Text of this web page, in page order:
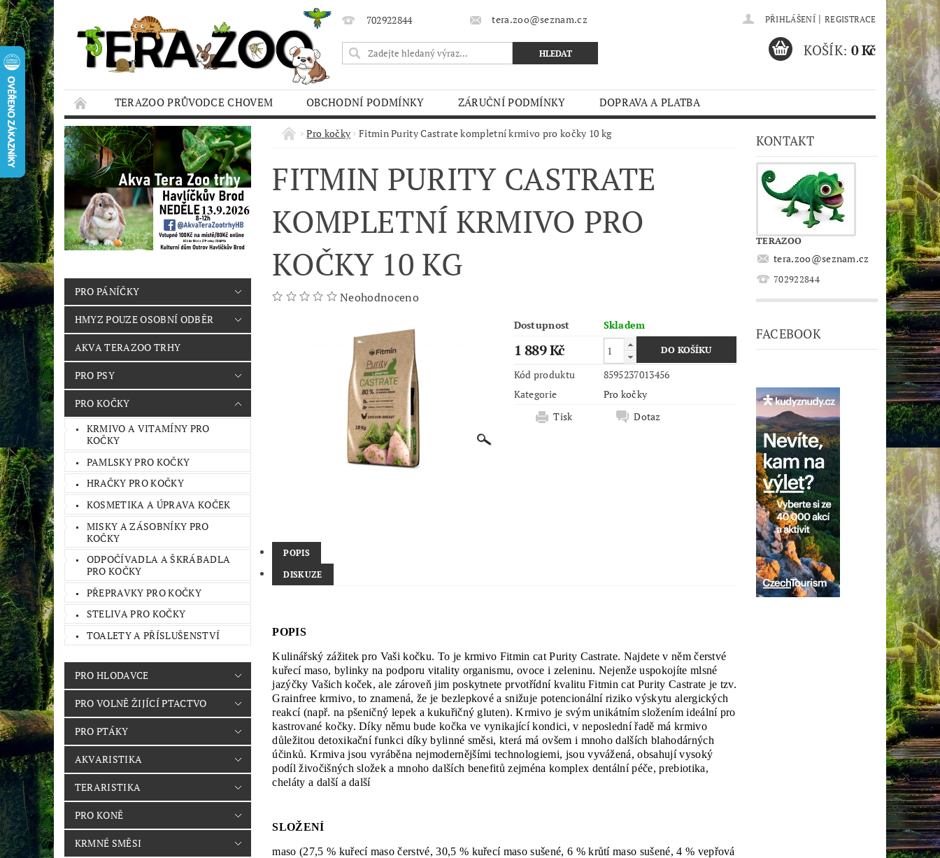
702922844 tera.zoo@seznam.cz PŘIHLÁŠENÍ | REGISTRACE
KOŠÍK: 0 Kč
TERAZOO PRŮVODCE CHOVEM OBCHODNÍ PODMÍNKY ZÁRUČNÍ PODMÍNKY
DOPRAVA A PLATBA
HODNOCENÍ OBCHODU
AQUA TERAZOO TRHY
PRO PÁNÍČKY
HMYZ POUZE OSOBNÍ ODBĚR
AKVA TERAZOO TRHY
PRO PSY
PRO KOČKY
KRMIVO A VITAMÍNY PRO
KOČKY
PAMLSKY PRO KOČKY
HRAČKY PRO KOČKY
KOSMETIKA A ÚPRAVA KOČEK
MISKY A ZÁSOBNÍKY PRO
KOČKY
ODPOČÍVADLA A ŠKRÁBADLA
PRO KOČKY
PŘEPRAVKY PRO KOČKY
STELIVA PRO KOČKY
TOALETY A PŘÍSLUŠENSTVÍ
PRO HLODAVCE
PRO VOLNĚ ŽIJÍCÍ PTACTVO
PRO PTÁKY
AKVARISTIKA
TERARISTIKA
PRO KONĚ
KRMNÉ SMĚSI
Pro kočky Fitmin Purity Castrate kompletní krmivo pro kočky 10 kg
FITMIN PURITY CASTRATE
KOMPLETNÍ KRMIVO PRO
KOČKY 10 KG
Neohodnoceno
Dostupnost Skladem
1 889 Kč
Kód produktu
8595237013456
Kategorie
Pro kočky
Tisk
Dotaz
POPIS
DISKUZE
POPIS
Kulinářský zážitek pro Vaši kočku. To je krmivo Fitmin cat Purity Castrate. Najdete v něm čerstvé
kuřecí maso, bylinky na podporu vitality organismu, ovoce i zeleninu. Nejenže uspokojíte mlsné
jazýčky Vašich koček, ale zároveň jim poskytnete prvotřídní kvalitu Fitmin cat Purity Castrate je tzv.
Grainfree krmivo, to znamená, že je bezlepkové a snižuje potencionální riziko výskytu alergických
reakcí (např. na pšeničný lepek a kukuřičný gluten). Krmivo je svým unikátním složením ideální pro
kastrované kočky. Díky němu bude kočka ve vynikající kondici, v neposlední řadě má krmivo
důležitou detoxikační funkci díky bylinné směsi, která má ovšem i mnoho dalších blahodárných
účinků. Krmiva jsou vyráběna nejmodernějšími technologiemi, jsou vyvážená, obsahují vysoký
podíl živočišných složek a mnoho dalších benefitů zejména komplex dentální péče, prebiotika,
cheláty a další a další
SLOŽENÍ
maso (27,5 % kuřecí maso čerstvé, 30,5 % kuřecí maso sušené, 6 % krůtí maso sušené, 4 % vepřová
KONTAKT
TERAZOO
tera.zoo@seznam.cz
702922844
FACEBOOK